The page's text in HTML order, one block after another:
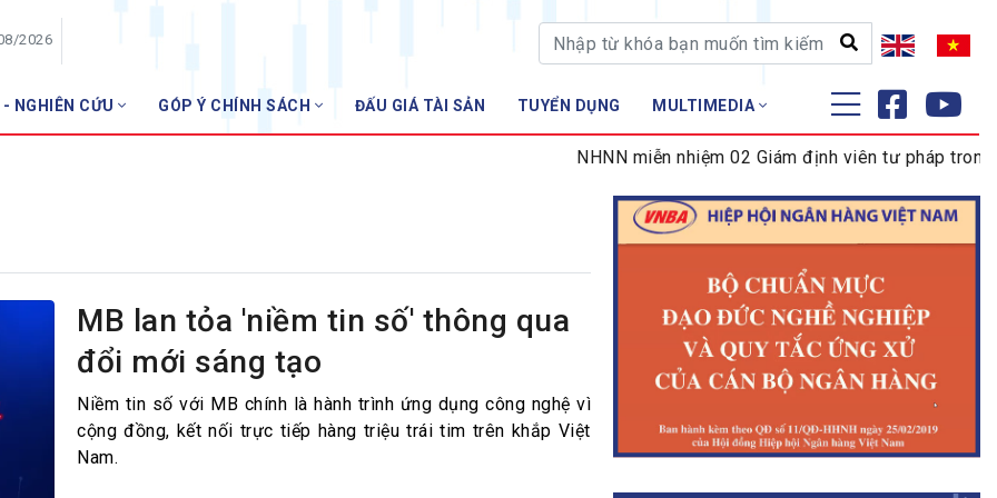
2026
NGHIÊN CỨU GÓP Ý CHÍNH SÁCH ĐẤU GIÁ TÀI SẢN TUYỂN DỤNG MULTIMEDIA
hàng
ĐÀO TẠO - NGHIÊN CỨU
Tập huấn
NHNN miễn nhiệm 02 Giám định viên tư pháp trong
MB lan tỏa 'niềm tin số' thông qua
đổi mới sáng tạo
Niềm tin số với MB chính là hành trình ứng dụng công nghệ vì
cộng đồng, kết nối trực tiếp hàng triệu trái tim trên khắp Việt
Nam.